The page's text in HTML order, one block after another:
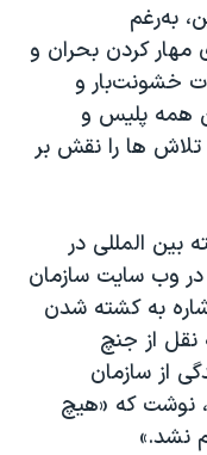
به‌رغم
مهار کردن بحران و
خشونت‌بار و
همه پلیس و
ها را نقش بر
بین المللی در
وب سایت سازمان
به کشته شدن
در پایگاه اشرف ۳، به نقل از جنچ
از سازمان
نوشت که «هیچ
نشد.»